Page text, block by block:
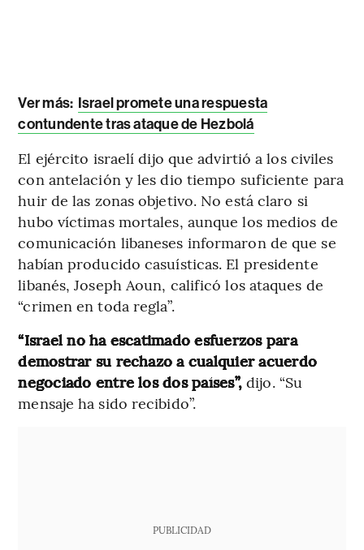
Ver más: Israel promete una respuesta
contundente tras ataque de Hezbolá
El ejército israelí dijo que advirtió a los civiles
con antelación y les dio tiempo suficiente para
huir de las zonas objetivo. No está claro si
hubo víctimas mortales, aunque los medios de
comunicación libaneses informaron de que se
habían producido casuísticas. El presidente
libanés, Joseph Aoun, calificó los ataques de
“crimen en toda regla”.
“Israel no ha escatimado esfuerzos para
demostrar su rechazo a cualquier acuerdo
negociado entre los dos países”, dijo. “Su
mensaje ha sido recibido”.
PUBLICIDAD